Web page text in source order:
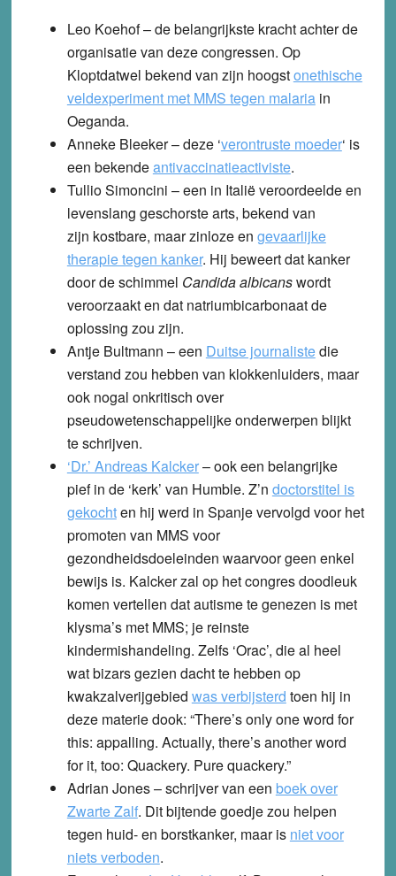
Leo Koehof– de belangrijkste kracht achter de
organisatie van deze congressen. Op
Kloptdatwel bekend van zijn hoogstonethische
veldexperiment met MMS tegen malariain
Oeganda.
Anneke Bleeker– deze ‘verontruste moeder‘ is
een bekendeantivaccinatieactiviste.
Tullio Simoncini – een in Italië veroordeelde en
levenslang geschorste arts, bekend van
zijn kostbare, maar zinloze en gevaarlijke
therapie tegen kanker. Hij beweert dat kanker
door de schimmel Candida albicanswordt
veroorzaakt en dat natriumbicarbonaat de
oplossing zou zijn.
Antje Bultmann – een Duitse journalistedie
verstand zou hebben van klokkenluiders, maar
ook nogal onkritisch over
pseudowetenschappelijke onderwerpen blijkt
te schrijven.
‘Dr.’ Andreas Kalcker– ook een belangrijke
pief in de ‘kerk’ van Humble. Z’n doctorstitel is
gekochten hij werd in Spanje vervolgd voor het
promoten van MMS voor
gezondheidsdoeleinden waarvoor geen enkel
bewijs is. Kalcker zal op het congres doodleuk
komen vertellen dat autisme te genezen is met
klysma’s met MMS; je reinste
kindermishandeling. Zelfs ‘Orac’, die al heel
wat bizars gezien dacht te hebben op
kwakzalverijgebied was verbijsterd toen hij in
deze materie dook: “There’s only one word for
this: appalling. Actually, there’s another word
for it, too: Quackery. Pure quackery.”
Adrian Jones– schrijver van een boek over
Zwarte Zalf. Dit bijtende goedje zou helpen
tegen huid- en borstkanker, maar is niet voor
niets verboden.